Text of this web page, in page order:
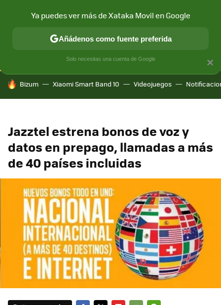
CONECTIVIDAD MÓVIL Y SOCIEDAD APLICACIONES
HOY SE HABLA DE
Bizum Xiaomi Smart Band 10 Videojuegos
Jazztel estrena bonos de voz y
datos en prepago, llamadas a más
de 40 países incluidas
×
Ya puedes ver más de Xataka Movil en Google
Añádenos como fuente preferida
Solo necesitas una cuenta de Google